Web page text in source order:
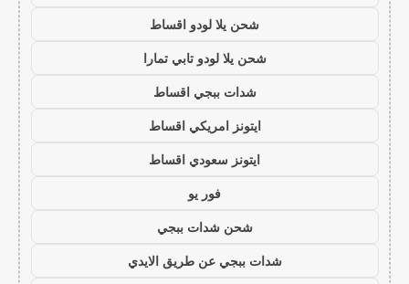
شحن يلا لودو اقساط
شحن يلا لودو تابي تمارا
شدات ببجي اقساط
ايتونز امريكي اقساط
ايتونز سعودي اقساط
فور يو
شحن شدات ببجي
شدات ببجي عن طريق الايدي